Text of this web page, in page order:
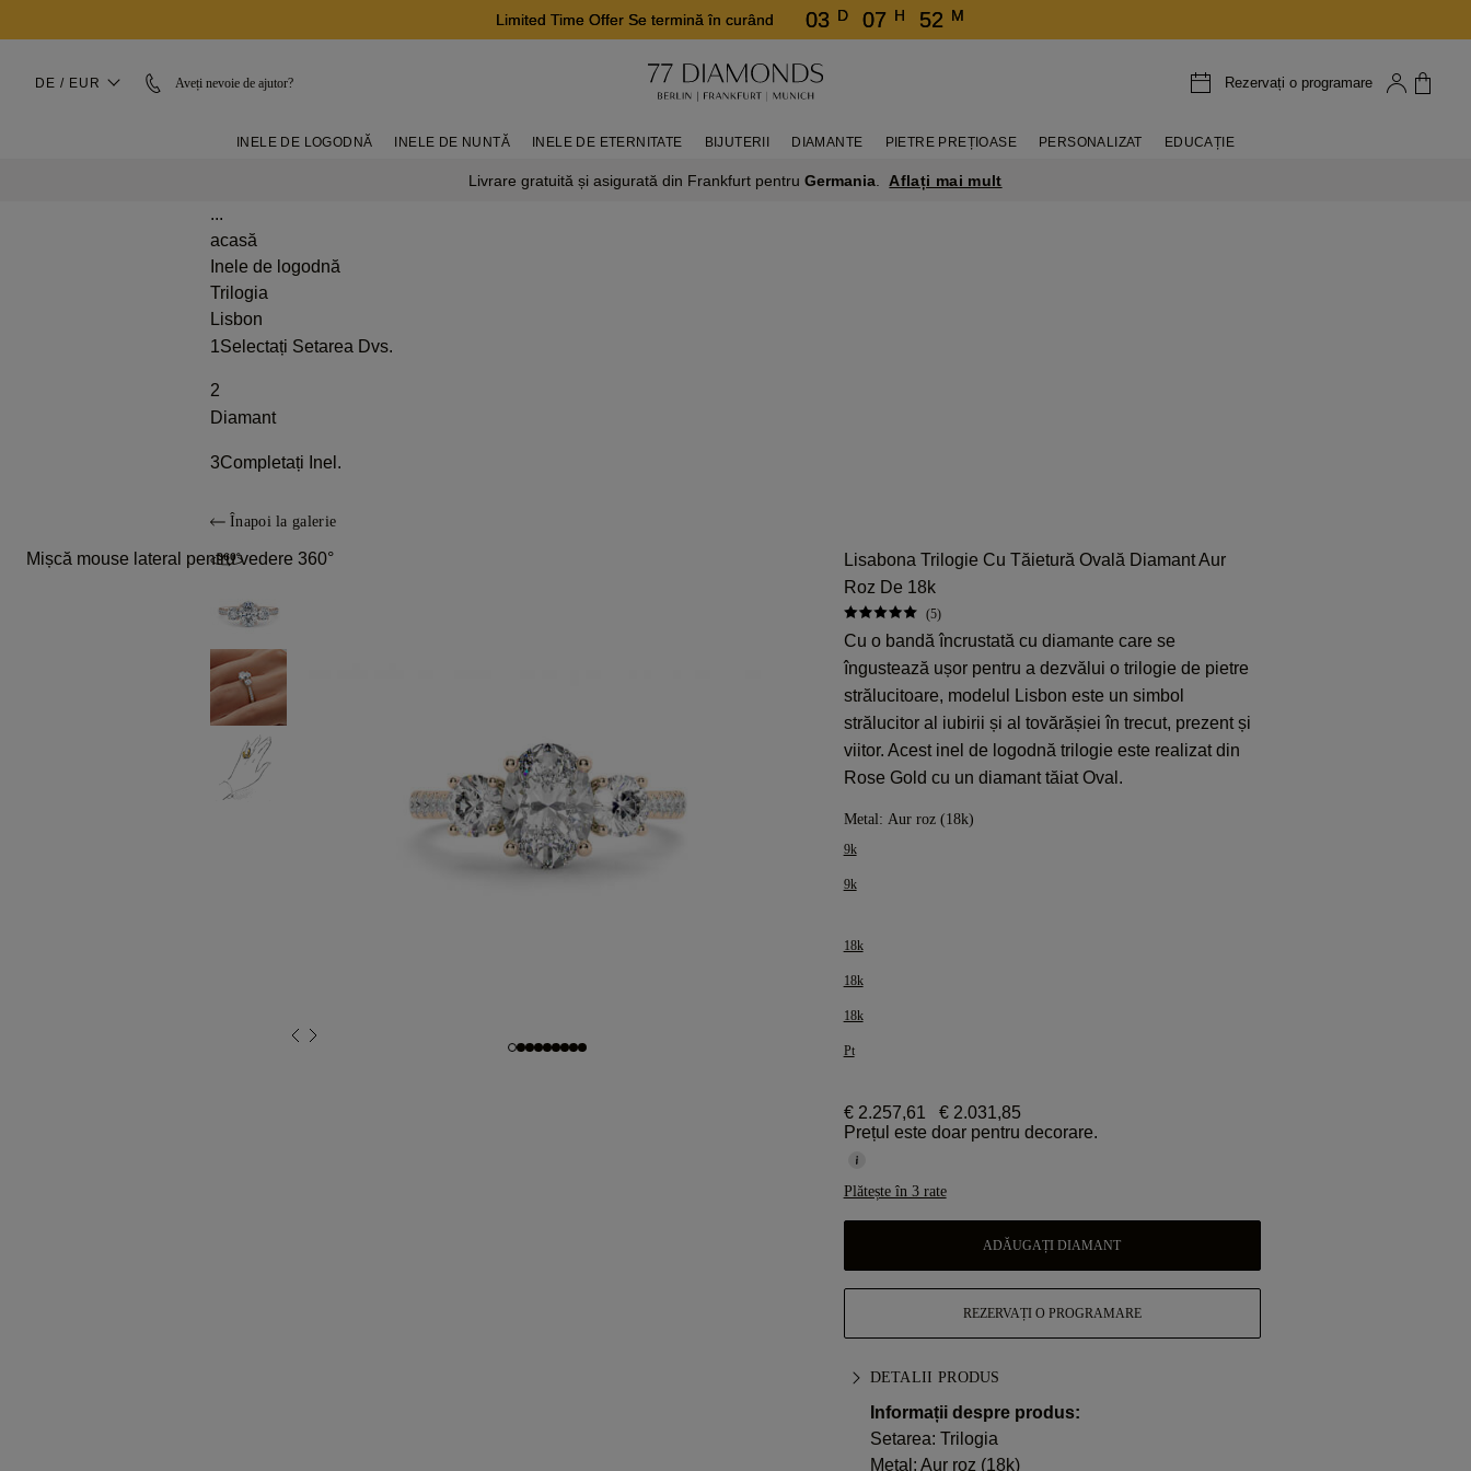
Limited Time Offer Se termină în curând 03 D 07 H 52 M
DE / EUR Aveți nevoie de ajutor? Rezervați o programare
INELE DE LOGODNĂ INELE DE NUNTĂ INELE DE ETERNITATE BIJUTERII DIAMANTE PIETRE PREȚIOASE PERSONALIZAT EDUCAȚIE
Livrare gratuită și asigurată din Frankfurt pentruGermania Aflați mai mult
...
acasă
Inele de logodnă
Trilogia
Lisbon
1Selectați Setarea Dvs.
2
Diamant
3Completați Inel.
Înapoi la galerie
Mișcă mouse lateral pentru vedere 360°
Lisabona Trilogie Cu Tăietură Ovală Diamant Aur
Roz De 18k
(5)
Cu o bandă încrustată cu diamante care se
îngustează ușor pentru a dezvălui o trilogie de pietre
strălucitoare, modelul Lisbon este un simbol
strălucitor al iubirii și al tovărășiei în trecut, prezent și
viitor. Acest inel de logodnă trilogie este realizat din
Rose Gold cu un diamant tăiat Oval.
Metal: Aur roz (18k)
9k
9k
18k
18k
18k
Pt
€ 2.257,61
€ 2.031,85
Prețul este doar pentru decorare.
Plătește în 3 rate
ADĂUGAȚI DIAMANT
REZERVAȚI O PROGRAMARE
DETALII PRODUS
Informații despre produs:
Setarea: Trilogia
Metal: Aur roz (18k)